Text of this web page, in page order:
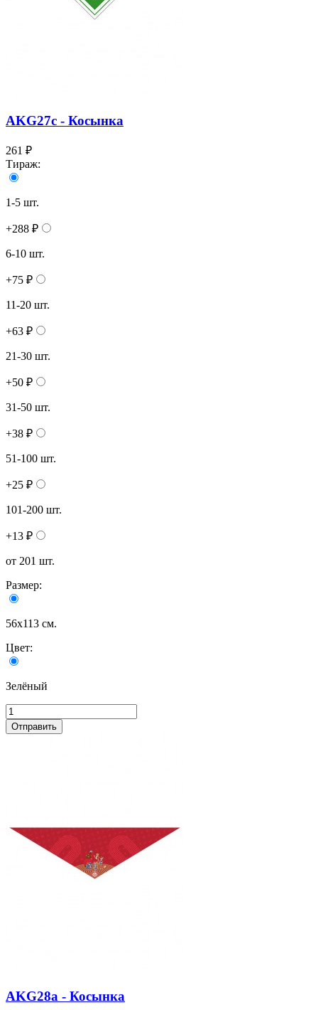
AKG27c - Косынка
261 ₽
Тираж:
1-5 шт.
+288 ₽
6-10 шт.
+75 ₽
11-20 шт.
+63 ₽
21-30 шт.
+50 ₽
31-50 шт.
+38 ₽
51-100 шт.
+25 ₽
101-200 шт.
+13 ₽
от 201 шт.
Размер:
56х113 см.
Цвет:
Зелёный
AKG28a - Косынка